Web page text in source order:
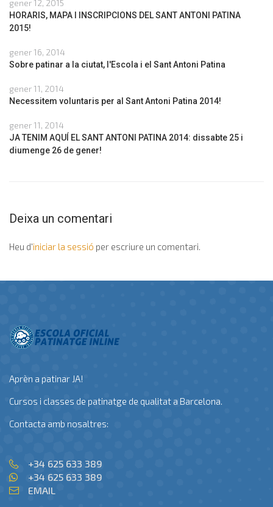
gener 12, 2015
HORARIS, MAPA I INSCRIPCIONS DEL SANT ANTONI PATINA
2015!
gener 16, 2014
Sobre patinar a la ciutat, l'Escola i el Sant Antoni Patina
gener 11, 2014
Necessitem voluntaris per al Sant Antoni Patina 2014!
gener 11, 2014
JA TENIM AQUÍ EL SANT ANTONI PATINA 2014: dissabte 25 i
diumenge 26 de gener!
Deixa un comentari
Heu d'iniciar la sessió per escriure un comentari.
Aprèn a patinar JA!
Cursos i classes de patinatge de qualitat a Barcelona.
Contacta amb nosaltres:
+34 625 633 389
+34 625 633 389
EMAIL